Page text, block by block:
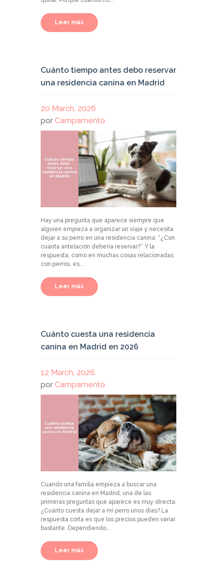
Leer más
Cuánto tiempo antes debo reservar
una residencia canina en Madrid
20 March, 2026
por Campamento
Hay una pregunta que aparece siempre que
alguien empieza a organizar un viaje y necesita
dejar a su perro en una residencia canina: “¿Con
cuánta antelación debería reservar?” Y la
respuesta, como en muchas cosas relacionadas
con perros, es...
Leer más
Cuánto cuesta una residencia
canina en Madrid en 2026
12 March, 2026
por Campamento
Cuando una familia empieza a buscar una
residencia canina en Madrid, una de las
primeras preguntas que aparece es muy directa:
¿Cuánto cuesta dejar a mi perro unos días? La
respuesta corta es que los precios pueden variar
bastante. Dependiendo...
Leer más